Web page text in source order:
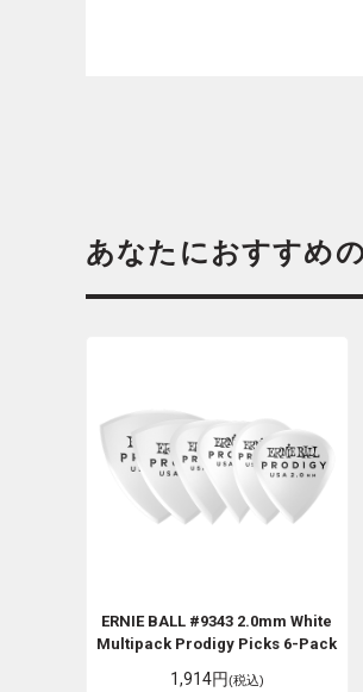
あなたにおすすめ
ERNIE BALL #9343 2.0mm White
Multipack Prodigy Picks 6-Pack
1,914円(税込)